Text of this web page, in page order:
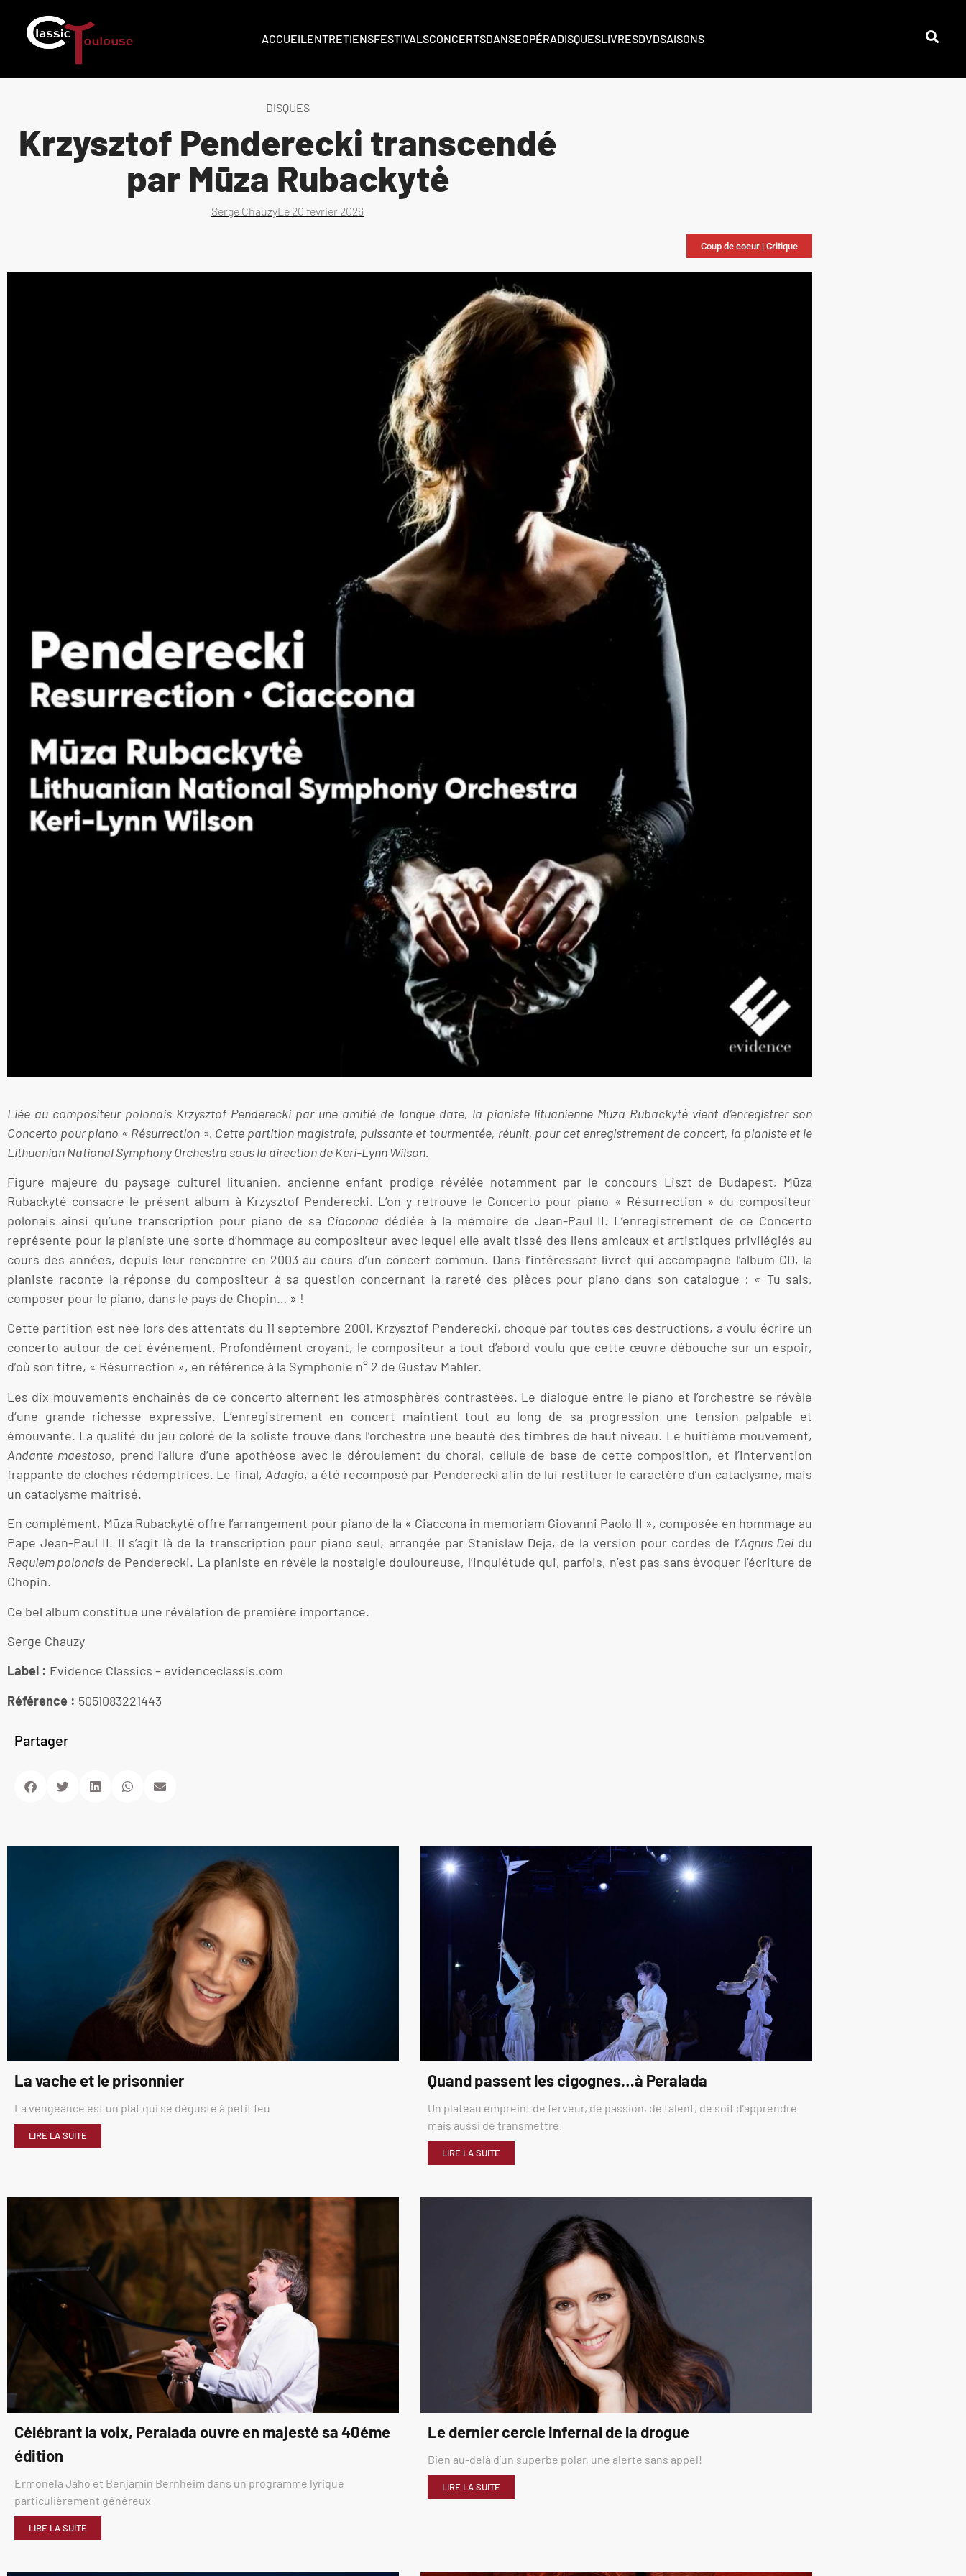
ACCUEILENTRETIENSFESTIVALSCONCERTSDANSEOPÉRADISQUESLIVRESDVDSAISONS
DISQUES
Krzysztof Penderecki transcendé
par Mūza Rubackytė
Serge ChauzyLe 20 février 2026
Coup de coeur | Critique
Liée au compositeur polonais Krzysztof Penderecki par une amitié de longue date, la pianiste lituanienne Mūza Rubackytė vient d’enregistrer son
Concerto pour piano « Résurrection ». Cette partition magistrale, puissante et tourmentée, réunit, pour cet enregistrement de concert, la pianiste et le
Lithuanian National Symphony Orchestra sous la direction de Keri-Lynn Wilson.
Figure majeure du paysage culturel lituanien, ancienne enfant prodige révélée notamment par le concours Liszt de Budapest, Mūza
Rubackyté consacre le présent album à Krzysztof Penderecki. L’on y retrouve le Concerto pour piano « Résurrection » du compositeur
polonais ainsi qu’une transcription pour piano de sa Ciaconna dédiée à la mémoire de Jean-Paul II. L’enregistrement de ce Concerto
représente pour la pianiste une sorte d’hommage au compositeur avec lequel elle avait tissé des liens amicaux et artistiques privilégiés au
cours des années, depuis leur rencontre en 2003 au cours d’un concert commun. Dans l’intéressant livret qui accompagne l’album CD, la
pianiste raconte la réponse du compositeur à sa question concernant la rareté des pièces pour piano dans son catalogue : « Tu sais,
composer pour le piano, dans le pays de Chopin… » !
Cette partition est née lors des attentats du 11 septembre 2001. Krzysztof Penderecki, choqué par toutes ces destructions, a voulu écrire un
concerto autour de cet événement. Profondément croyant, le compositeur a tout d’abord voulu que cette œuvre débouche sur un espoir,
d’où son titre, « Résurrection », en référence à la Symphonie n° 2 de Gustav Mahler.
Les dix mouvements enchaînés de ce concerto alternent les atmosphères contrastées. Le dialogue entre le piano et l’orchestre se révèle
d‘une grande richesse expressive. L’enregistrement en concert maintient tout au long de sa progression une tension palpable et
émouvante. La qualité du jeu coloré de la soliste trouve dans l’orchestre une beauté des timbres de haut niveau. Le huitième mouvement,
Andante maestoso, prend l’allure d’une apothéose avec le déroulement du choral, cellule de base de cette composition, et l’intervention
frappante de cloches rédemptrices. Le final, Adagio, a été recomposé par Penderecki afin de lui restituer le caractère d’un cataclysme, mais
un cataclysme maîtrisé.
En complément, Mūza Rubackytė offre l’arrangement pour piano de la « Ciaccona in memoriam Giovanni Paolo II », composée en hommage au
Pape Jean-Paul II. Il s’agit là de la transcription pour piano seul, arrangée par Stanislaw Deja, de la version pour cordes de l’Agnus Deidu
Requiem polonais de Penderecki. La pianiste en révèle la nostalgie douloureuse, l’inquiétude qui, parfois, n’est pas sans évoquer l’écriture de
Chopin.
Ce bel album constitue une révélation de première importance.
Serge Chauzy
Label : ‎ Evidence Classics – evidenceclassis.com
Référence :‎ 5051083221443
Partager
La vache et le prisonnier
La vengeance est un plat qui se déguste à petit feu
LIRE LA SUITE
Quand passent les cigognes…à Peralada
Un plateau empreint de ferveur, de passion, de talent, de soif d’apprendre
mais aussi de transmettre.
LIRE LA SUITE
Célébrant la voix, Peralada ouvre en majesté sa 40éme
édition
Ermonela Jaho et Benjamin Bernheim dans un programme lyrique
particulièrement généreux
LIRE LA SUITE
Le dernier cercle infernal de la drogue
Bien au-delà d’un superbe polar, une alerte sans appel!
LIRE LA SUITE